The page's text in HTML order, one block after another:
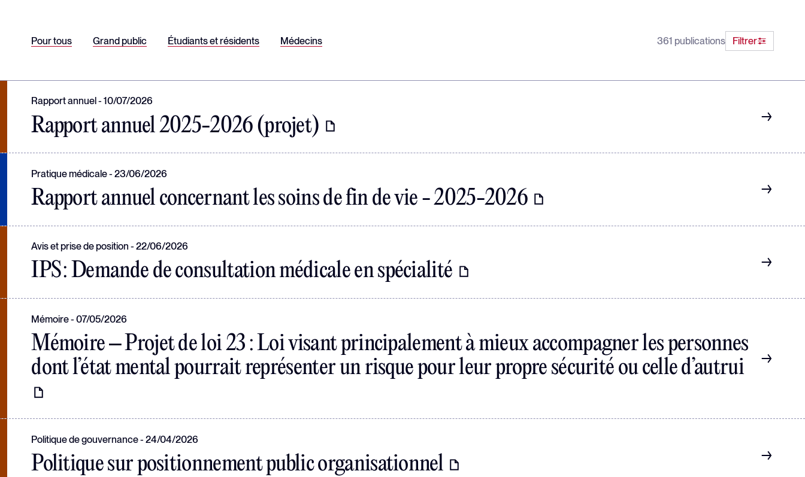
Pour tous Grand public Étudiants et résidents Médecins 361 publications Filtrer
Rapport annuel 10/07/2026
Rapport annuel 2025-2026 (projet)
Pratique médicale 23/06/2026
Rapport annuel concernant les soins de fin de vie - 2025-2026
Avis et prise de position 22/06/2026
IPS : Demande de consultation médicale en spécialité
Mémoire 07/05/2026
Mémoire – Projet de loi 23 : Loi visant principalement à mieux accompagner les personnes
dont l’état mental pourrait représenter un risque pour leur propre sécurité ou celle d’autrui
Politique de gouvernance 24/04/2026
Politique sur positionnement public organisationnel